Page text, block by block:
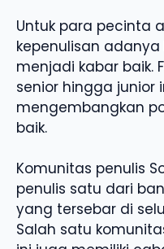
Untuk para pecinta
kepenulisan
menjadi kabar baik.
senior hingga junior
mengembangkan
baik.
Komunitas penulis
penulis satu dari
yang tersebar di
Salah satu